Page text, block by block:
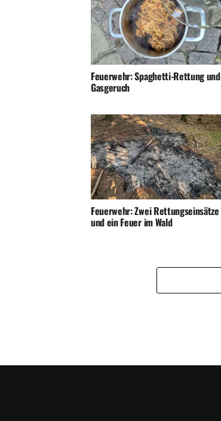
Feuerwehr: Spaghetti-Rettung und
Gasgeruch
Feuerwehr: Zwei Rettungseinsätze
und ein Feuer im Wald